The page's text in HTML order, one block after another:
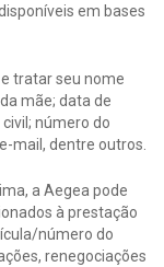
em bases
tratar seu nome
mãe; data de
número do
mail, dentre outros.
a Aegea pode
à prestação
número do
renegociações